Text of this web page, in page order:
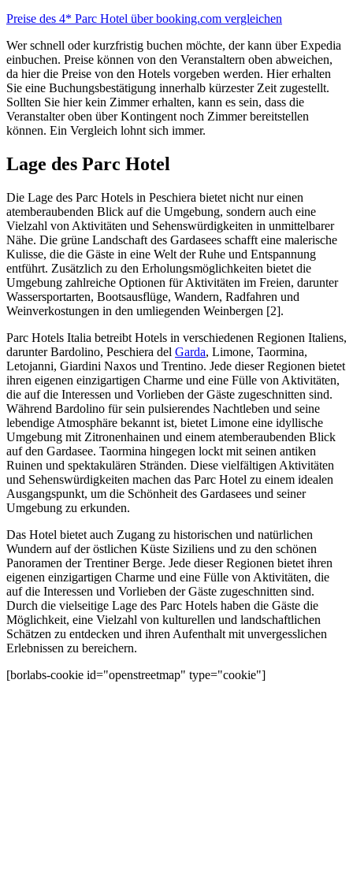
Preise des 4* Parc Hotel über booking.com vergleichen
Wer schnell oder kurzfristig buchen möchte, der kann über Expedia
einbuchen. Preise können von den Veranstaltern oben abweichen,
da hier die Preise von den Hotels vorgeben werden. Hier erhalten
Sie eine Buchungsbestätigung innerhalb kürzester Zeit zugestellt.
Sollten Sie hier kein Zimmer erhalten, kann es sein, dass die
Veranstalter oben über Kontingent noch Zimmer bereitstellen
können. Ein Vergleich lohnt sich immer.
Lage des Parc Hotel
Die Lage des Parc Hotels in Peschiera bietet nicht nur einen
atemberaubenden Blick auf die Umgebung, sondern auch eine
Vielzahl von Aktivitäten und Sehenswürdigkeiten in unmittelbarer
Nähe. Die grüne Landschaft des Gardasees schafft eine malerische
Kulisse, die die Gäste in eine Welt der Ruhe und Entspannung
entführt. Zusätzlich zu den Erholungsmöglichkeiten bietet die
Umgebung zahlreiche Optionen für Aktivitäten im Freien, darunter
Wassersportarten, Bootsausflüge, Wandern, Radfahren und
Weinverkostungen in den umliegenden Weinbergen [2].
Parc Hotels Italia betreibt Hotels in verschiedenen Regionen Italiens,
darunter Bardolino, Peschiera del Garda, Limone, Taormina,
Letojanni, Giardini Naxos und Trentino. Jede dieser Regionen bietet
ihren eigenen einzigartigen Charme und eine Fülle von Aktivitäten,
die auf die Interessen und Vorlieben der Gäste zugeschnitten sind.
Während Bardolino für sein pulsierendes Nachtleben und seine
lebendige Atmosphäre bekannt ist, bietet Limone eine idyllische
Umgebung mit Zitronenhainen und einem atemberaubenden Blick
auf den Gardasee. Taormina hingegen lockt mit seinen antiken
Ruinen und spektakulären Stränden. Diese vielfältigen Aktivitäten
und Sehenswürdigkeiten machen das Parc Hotel zu einem idealen
Ausgangspunkt, um die Schönheit des Gardasees und seiner
Umgebung zu erkunden.
Das Hotel bietet auch Zugang zu historischen und natürlichen
Wundern auf der östlichen Küste Siziliens und zu den schönen
Panoramen der Trentiner Berge. Jede dieser Regionen bietet ihren
eigenen einzigartigen Charme und eine Fülle von Aktivitäten, die
auf die Interessen und Vorlieben der Gäste zugeschnitten sind.
Durch die vielseitige Lage des Parc Hotels haben die Gäste die
Möglichkeit, eine Vielzahl von kulturellen und landschaftlichen
Schätzen zu entdecken und ihren Aufenthalt mit unvergesslichen
Erlebnissen zu bereichern.
[borlabs-cookie id="openstreetmap" type="cookie"]